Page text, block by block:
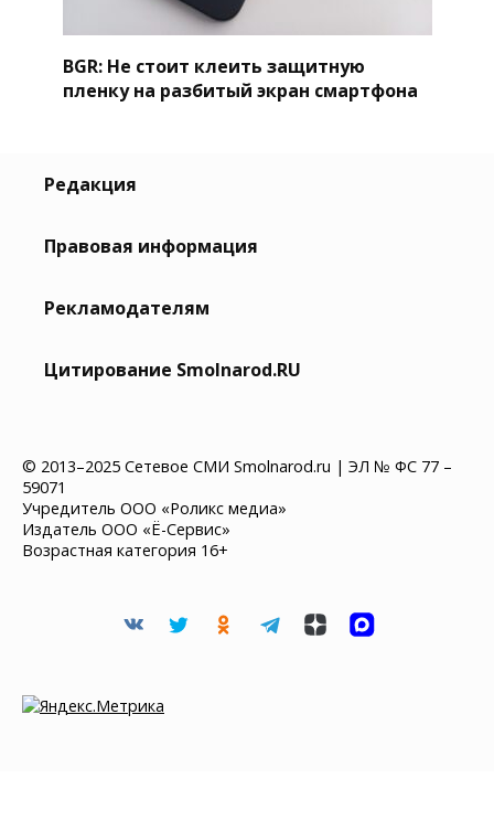
BGR: Не стоит клеить защитную
пленку на разбитый экран смартфона
Редакция
Правовая информация
Рекламодателям
Цитирование Smolnarod.RU
© 2013–2025 Сетевое СМИ Smolnarod.ru | ЭЛ № ФС 77 –
59071
Учредитель ООО «Роликс медиа»
Издатель ООО «Ё-Сервис»
Возрастная категория 16+